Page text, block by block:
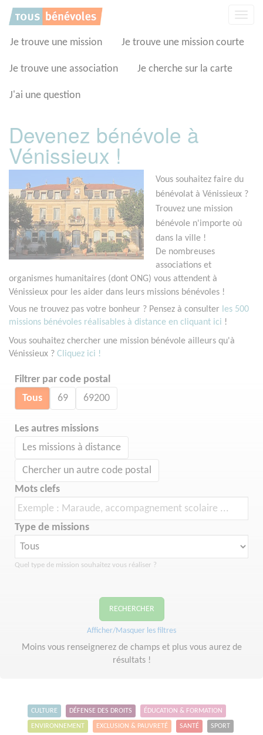
Je trouve une mission Je trouve une mission courte
Je trouve une association Je cherche sur la carte
J'ai une question
Devenez bénévole à
Vénissieux !
Vous souhaitez faire du
bénévolat à Vénissieux ?
Trouvez une mission
bénévole n'importe où
dans la ville !
De nombreuses
associations et
organismes humanitaires (dont ONG) vous attendent à
Vénissieux pour les aider dans leurs missions bénévoles !
Vous ne trouvez pas votre bonheur ? Pensez à consulter les 500
missions bénévoles réalisables à distance en cliquant ici !
Vous souhaitez chercher une mission bénévole ailleurs qu'à
Vénissieux ? Cliquez ici !
Filtrer par code postal
Tous 69 69200
Les autres missions
Les missions à distance
Chercher un autre code postal
Mots clefs
Type de missions
Quel type de mission souhaitez vous réaliser ?
RECHERCHER
Afficher/Masquer les filtres
Moins vous renseignerez de champs et plus vous aurez de
résultats !
CULTURE DÉFENSE DES DROITS ÉDUCATION & FORMATION
ENVIRONNEMENT EXCLUSION & PAUVRETÉ SANTÉ SPORT
Panneau de gestion des cookies